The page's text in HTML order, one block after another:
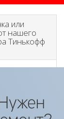
или
нашего
Тинькофф